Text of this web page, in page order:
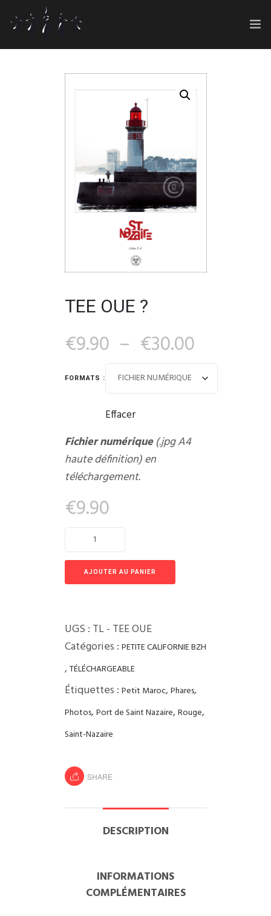
GRAPHIC 360°
TEE OUE ?
€9.90 – €30.00
FORMATS :
Effacer
Fichier numérique(.jpg A4
haute définition) en
téléchargement.
€9.90
AJOUTER AU PANIER
UGS : TL - TEE OUE
Catégories : PETITE CALIFORNIE BZH
,TÉLÉCHARGEABLE
Étiquettes : Petit Maroc,Phares,
Photos,Port de Saint Nazaire,Rouge,
Saint-Nazaire
SHARE
DESCRIPTION
INFORMATIONS
COMPLÉMENTAIRES